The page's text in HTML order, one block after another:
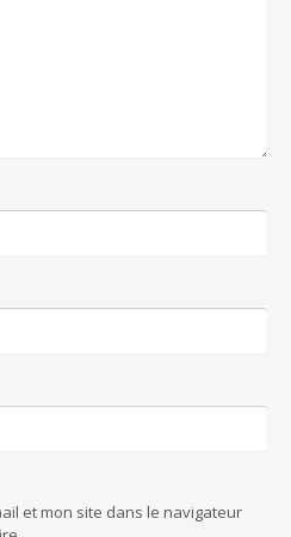
et mon site dans le navigateur